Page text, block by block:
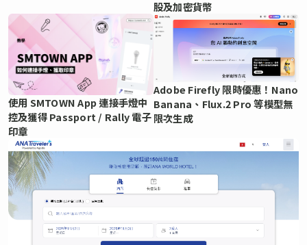
股及加密貨幣
使用 SMTOWN App 連接手燈中
控及獲得 Passport / Rally 電子
印章
Adobe Firefly 限時優惠！Nano
Banana、Flux.2 Pro 等模型無
限次生成